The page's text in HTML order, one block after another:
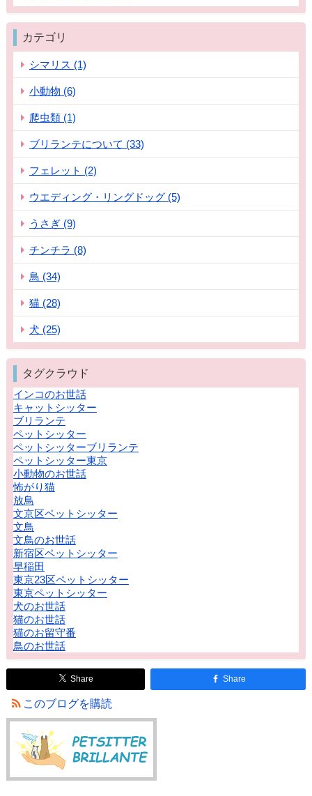
カテゴリ
シマリス (1)
小動物 (6)
爬虫類 (1)
ブリランテについて (33)
フェレット (2)
ウエディング・リングドッグ (5)
うさぎ (9)
チンチラ (8)
鳥 (34)
猫 (28)
犬 (25)
タグクラウド
インコのお世話
キャットシッター
ブリランテ
ペットシッター
ペットシッターブリランテ
ペットシッター東京
小動物のお世話
怖がり猫
放鳥
文京区ペットシッター
文鳥
文鳥のお世話
新宿区ペットシッター
早稲田
東京23区ペットシッター
東京ペットシッター
犬のお世話
猫のお世話
猫のお留守番
鳥のお世話
Share Share
このブログを購読